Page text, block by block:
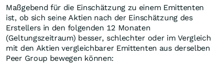
Maßgebend für die Einschätzung zu einem Emittenten
ist, ob sich seine Aktien nach der Einschätzung des
Erstellers in den folgenden 12 Monaten
(Geltungszeitraum) besser, schlechter oder im Vergleich
mit den Aktien vergleichbarer Emittenten aus derselben
Peer Group bewegen können: